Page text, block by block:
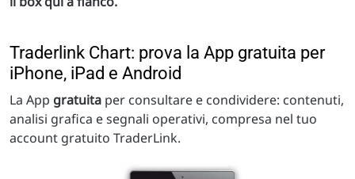
Traderlink Chart: prova la App gratuita per
iPhone, iPad e Android
La App gratuita per consultare e condividere: contenuti,
analisi grafica e segnali operativi, compresa nel tuo
account gratuito TraderLink.